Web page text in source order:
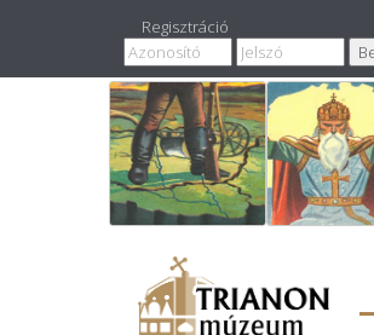
Regisztráció